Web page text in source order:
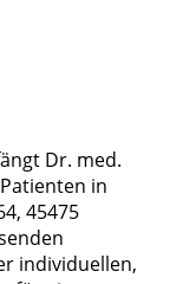
Dr. med.
in
45475
individuellen,